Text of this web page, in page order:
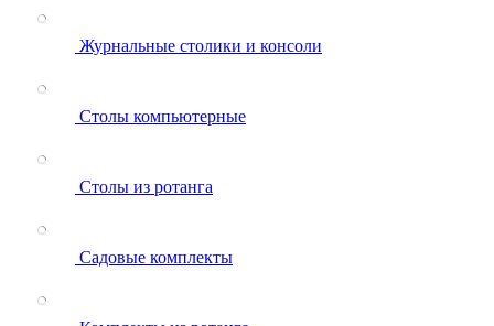
Журнальные столики и консоли
Столы компьютерные
Столы из ротанга
Садовые комплекты